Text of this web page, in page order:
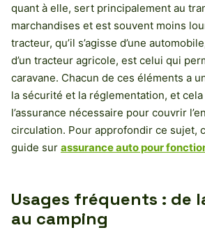
quant à elle, sert principalement au
marchandises et est souvent moins
tracteur, qu’il s’agisse d’une
d’un tracteur agricole, est celui qui
caravane. Chacun de ces éléments a
la sécurité et la réglementation, et
l’assurance nécessaire pour couvrir
circulation. Pour approfondir ce sujet,
guide sur assurance auto pour
Usages fréquents : de
au camping